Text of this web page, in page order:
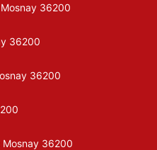
36200
36200
36200
Mosnay 36200